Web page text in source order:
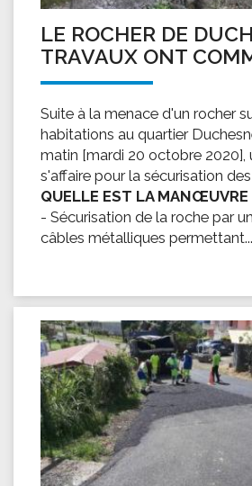
LE ROCHER DE
TRAVAUX ONT
Suite à la menace d'un rocher
habitations au quartier
matin [mardi 20 octobre 2020],
s'affaire pour la sécurisation des
QUELLE EST LA MANŒUVRE
- Sécurisation de la roche par
câbles métalliques permettant...